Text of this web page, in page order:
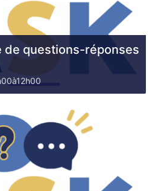
de questions-réponses
à12h00